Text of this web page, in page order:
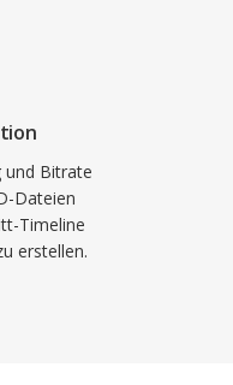
und Bitrate
Dateien
Timeline
erstellen.